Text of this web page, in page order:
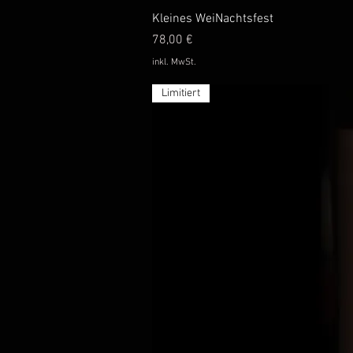
Kleines WeiNachtsfest
Preis
78,00 €
inkl. MwSt.
Limitiert